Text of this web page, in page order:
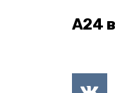
А24